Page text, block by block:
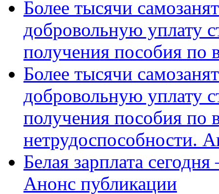
Более тысячи
добровольную уплату
получения пособия по
Более тысячи
добровольную уплату
получения пособия по
нетрудоспособности.
Белая зарплата
Анонс публикации